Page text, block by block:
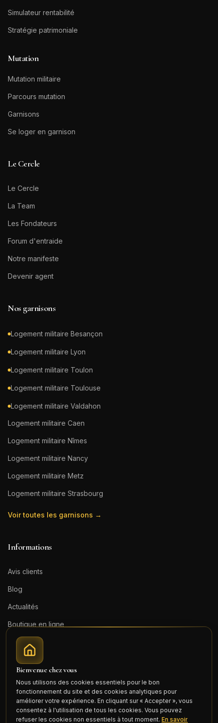
Simulateur rentabilité
Stratégie patrimoniale
Mutation
Mutation militaire
Parcours mutation
Garnisons
Se loger en garnison
Le Cercle
Le Cercle
La Team
Les Fondateurs
Forum d'entraide
Notre manifeste
Devenir agent
Nos garnisons
Logement militaire Besançon
Logement militaire Lyon
Logement militaire Toulon
Logement militaire Toulouse
Logement militaire Valdahon
Logement militaire Caen
Logement militaire Nîmes
Logement militaire Nancy
Logement militaire Metz
Logement militaire Strasbourg
Voir toutes les garnisons →
Informations
Avis clients
Blog
Actualités
Boutique en ligne
Contact
Mentions légales
Connexion
Bienvenue chez vous
Nous utilisons des cookies essentiels pour le bon
fonctionnement du site et des cookies analytiques pour
améliorer votre expérience. En cliquant sur « Accepter », vous
consentez à l'utilisation de tous les cookies. Vous pouvez
refuser les cookies non essentiels à tout moment. En savoir